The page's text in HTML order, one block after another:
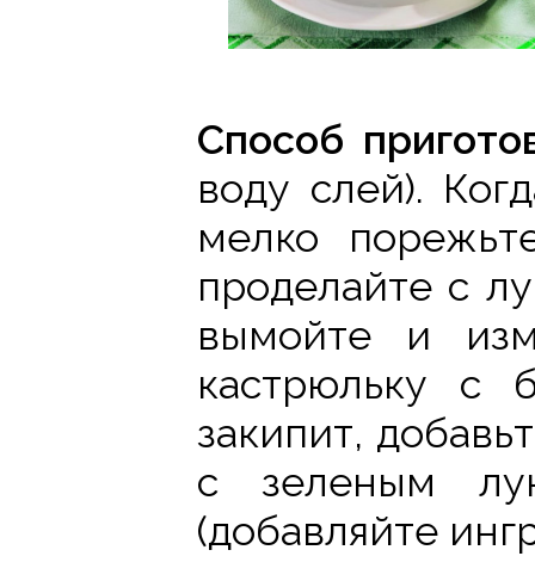
Способ
воду слей).
мелко
проделайте с
вымойте и
кастрюльку с
закипит,
с зеленым
(добавляйте